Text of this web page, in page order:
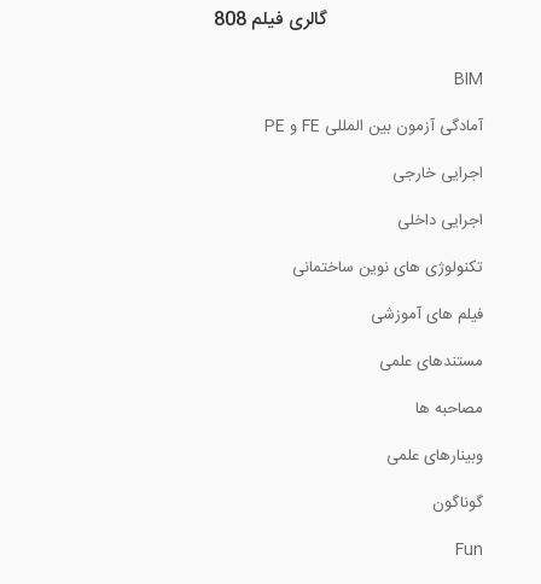
48:43
گالری فیلم 808
BIM
آمادگی آزمون بین المللی FE و PE
اجرایی خارجی
اجرایی داخلی
تکنولوژی های نوین ساختمانی
فیلم های آموزشی
مستندهای علمی
مصاحبه ها
وبینارهای علمی
گوناگون
Fun